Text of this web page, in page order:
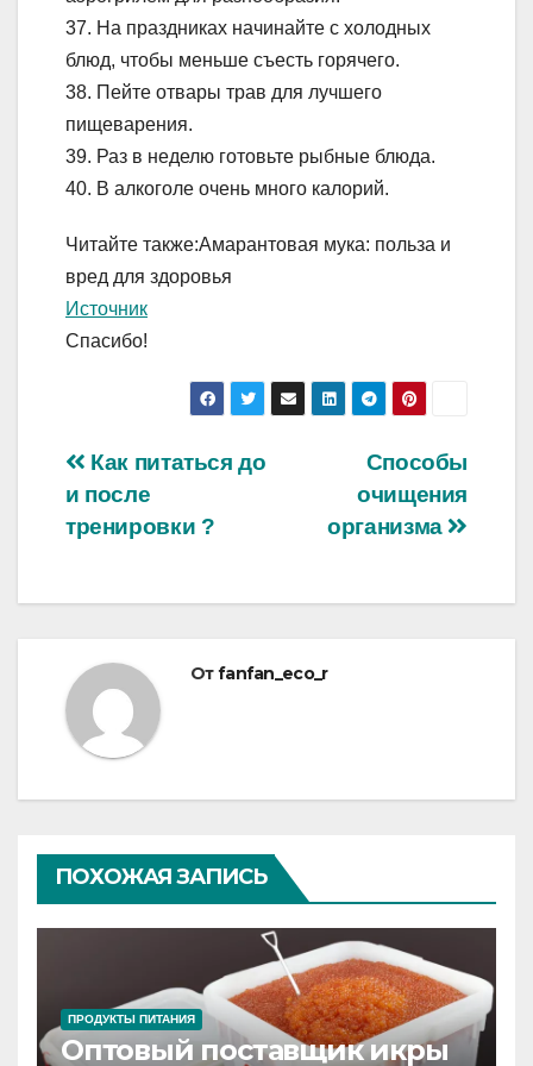
37. На праздниках начинайте с холодных
блюд, чтобы меньше съесть горячего.
38. Пейте отвары трав для лучшего
пищеварения.
39. Раз в неделю готовьте рыбные блюда.
40. В алкоголе очень много калорий.
Читайте также:Амарантовая мука: польза и
вред для здоровья
Источник
Спасибо!
Навигация
по
Способы
очищения
организма
Как питаться до
и после
тренировки ?
Отfanfan_eco_r
ПОХОЖАЯ ЗАПИСЬ
ПРОДУКТЫ ПИТАНИЯ
Оптовый поставщик икры